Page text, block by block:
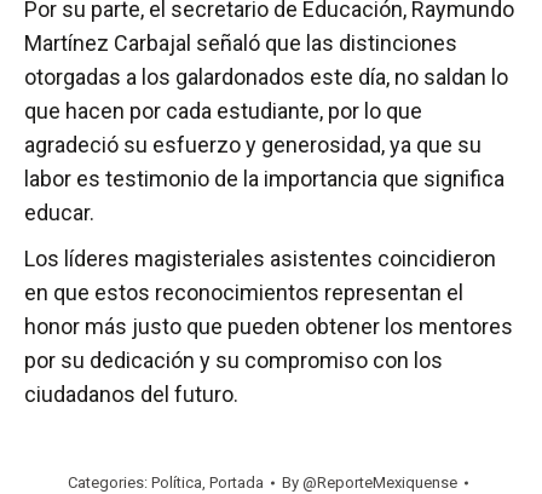
Por su parte, el secretario de Educación, Raymundo
Martínez Carbajal señaló que las distinciones
otorgadas a los galardonados este día, no saldan lo
que hacen por cada estudiante, por lo que
agradeció su esfuerzo y generosidad, ya que su
labor es testimonio de la importancia que significa
educar.
Los líderes magisteriales asistentes coincidieron
en que estos reconocimientos representan el
honor más justo que pueden obtener los mentores
por su dedicación y su compromiso con los
ciudadanos del futuro.
Categories: Política, Portada By @ReporteMexiquense